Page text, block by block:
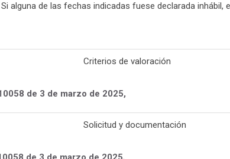
alguna de las fechas indicadas fuese declarada
Criterios de valoración
de 3 de marzo de 2025,
Solicitud y documentación